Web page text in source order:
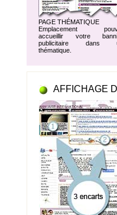
PAGE THÉMATIQUE
Emplacement
accueillir votre
publicitaire dans
thématique.
AFFICHAGE